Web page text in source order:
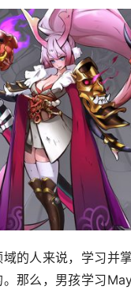
的人来说，学习并
那么，男孩学习